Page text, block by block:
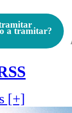
a tramitar?
[+]